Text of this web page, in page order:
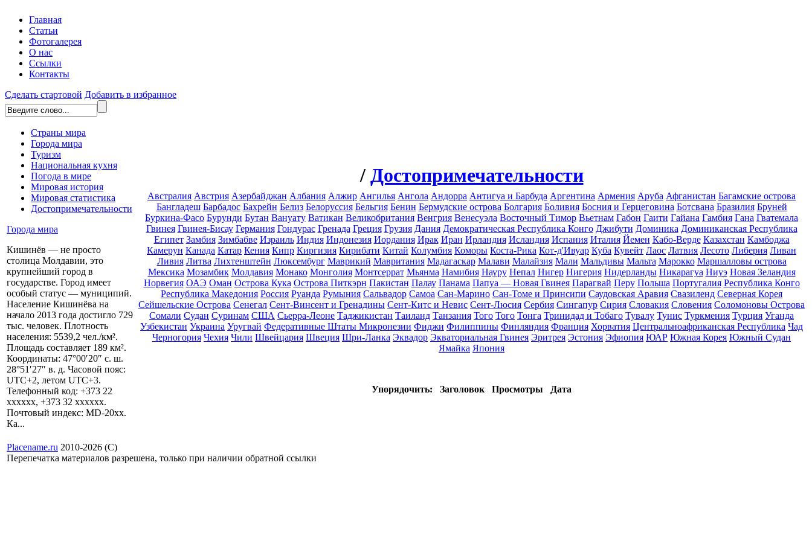
Главная
Статьи
Фотогалерея
О нас
Ссылки
Контакты
Сделать стартовой Добавить в избранное
Страны мира
Города мира
Туризм
Национальная кухня
Погода в мире
Мировая история
Мировая статистика
Достопримечательности
Города мира
Кишинёв — не просто
столица Молдавии, это
крупнейший город в
государстве. Город имеет
особый статус — муниципий.
Население Кишинёва на
начало 2013 года достигло 729
тыс. человек. Плотность
населения: 5539,2 чел./км².
Площадь составляет 189 км².
Координаты: 47°00′20″ с. ш.
28°51′27″ в. д. Часовой пояс:
UTC+2, летом UTC+3.
Телефонный код: +373 22
xxxxxx, +373 32 xxxxxx.
Почтовый индекс: MD-20xx.
Ка...
/ Достопримечательности
Австралия Австрия Азербайджан Албания Алжир Ангилья Ангола Андорра Антигуа и Барбуда Аргентина Армения Аруба Афганистан Багамские острова
Бангладеш Барбадос Бахрейн Белиз Белоруссия Бельгия Бенин Бермудские острова Болгария Боливия Босния и Герцеговина Ботсвана Бразилия Бруней
Буркина-Фасо Бурунди Бутан Вануату Ватикан Великобритания Венгрия Венесуэла Восточный Тимор Вьетнам Габон Гаити Гайана Гамбия Гана Гватемала
Гвинея Гвинея-Бисау Германия Гондурас Гренада Греция Грузия Дания Демократическая Республика Конго Джибути Доминика Доминиканская Республика
Египет Замбия Зимбабве Израиль Индия Индонезия Иордания Ирак Иран Ирландия Исландия Испания Италия Йемен Кабо-Верде Казахстан Камбоджа
Камерун Канада Катар Кения Кипр Киргизия Кирибати Китай Колумбия Коморы Коста-Рика Кот-д'Ивуар Куба Кувейт Лаос Латвия Лесото Либерия Ливан
Ливия Литва Лихтенштейн Люксембург Маврикий Мавритания Мадагаскар Малави Малайзия Мали Мальдивы Мальта Марокко Маршалловы острова
Мексика Мозамбик Молдавия Монако Монголия Монтсеррат Мьянма Намибия Науру Непал Нигер Нигерия Нидерланды Никарагуа Ниуэ Новая Зеландия
Норвегия ОАЭ Оман Острова Кука Острова Питкэрн Пакистан Палау Панама Папуа — Новая Гвинея Парагвай Перу Польша Португалия Республика Конго
Республика Македония Россия Руанда Румыния Сальвадор Самоа Сан-Марино Сан-Томе и Принсипи Саудовская Аравия Свазиленд Северная Корея
Сейшельские Острова Сенегал Сент-Винсент и Гренадины Сент-Китс и Невис Сент-Люсия Сербия Сингапур Сирия Словакия Словения Соломоновы Острова
Сомали Судан Суринам США Сьерра-Леоне Таджикистан Таиланд Танзания Того Того Тонга Тринидад и Тобаго Тувалу Тунис Туркмения Турция Уганда
Узбекистан Украина Уругвай Федеративные Штаты Микронезии Фиджи Филиппины Финляндия Франция Хорватия Центральноафриканская Республика Чад
Черногория Чехия Чили Швейцария Швеция Шри-Ланка Эквадор Экваториальная Гвинея Эритрея Эстония Эфиопия ЮАР Южная Корея Южный Судан
Ямайка Япония
Упорядочить: Заголовок Просмотры Дата
Placename.ru 2010-2026 (С)
Перепечатка материалов разрешена, только при наличии обратной ссылки